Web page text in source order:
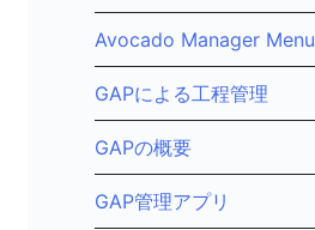
Avocado Manager Menu
GAPによる工程管理
GAPの概要
GAP管理アプリ